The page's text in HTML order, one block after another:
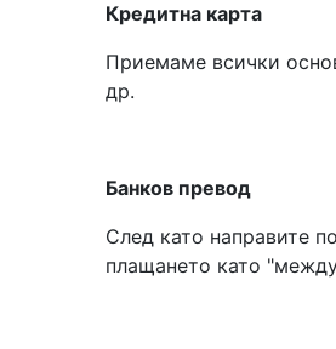
Кредитна карта
Приемаме всички
др.
Банков превод
След като направите
плащането като